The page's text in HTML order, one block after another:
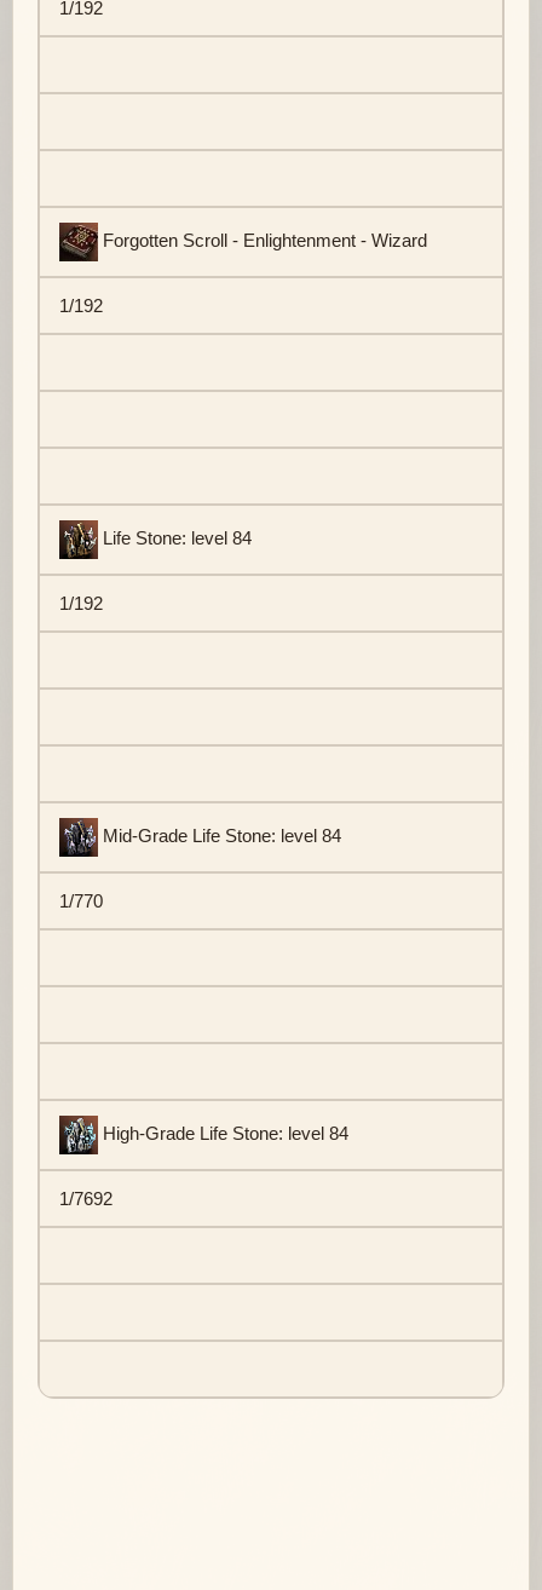
1/192
Forgotten Scroll - Enlightenment - Wizard
1/192
Life Stone: level 84
1/192
Mid-Grade Life Stone: level 84
1/770
High-Grade Life Stone: level 84
1/7692